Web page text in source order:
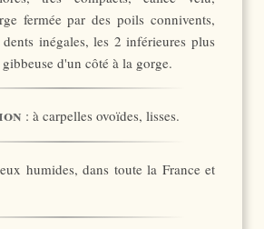
fermée par des poils connivents,
inégales, les 2 inférieures plus
d'un côté à la gorge.
: à carpelles ovoïdes, lisses.
humides, dans toute la France et